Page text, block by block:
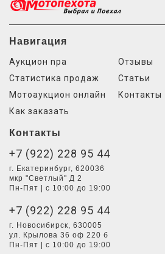
Навигация
Аукцион npa
Статистика продаж
Мотоаукцион онлайн
Как заказать
Отзывы
Статьи
Контакты
Контакты
+7 (922) 228 95 44
г. Екатеринбург, 620036
мкр "Светлый" Д 2
Пн-Пят | с 10:00 до 19:00
+7 (922) 228 95 44
г. Новосибирск, 630005
ул. Крылова 36 оф 220 б
Пн-Пят | с 10:00 до 19:00